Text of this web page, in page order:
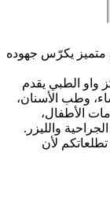
متميز يكرّس جهوده
واو الطبي يقدم
وطب الأسنان،
الأطفال،
والليزر.
لأن